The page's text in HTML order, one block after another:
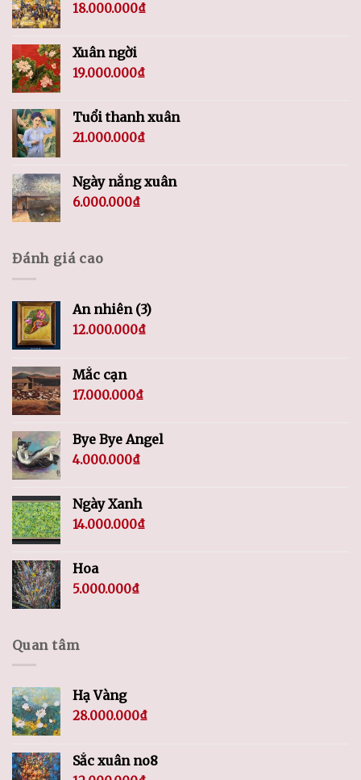
18.000.000₫
Xuân ngời
19.000.000₫
Tuổi thanh xuân
21.000.000₫
Ngày nắng xuân
6.000.000₫
Đánh giá cao
An nhiên (3)
12.000.000₫
Mắc cạn
17.000.000₫
Bye Bye Angel
4.000.000₫
Ngày Xanh
14.000.000₫
Hoa
5.000.000₫
Quan tâm
Hạ Vàng
28.000.000₫
Sắc xuân no8